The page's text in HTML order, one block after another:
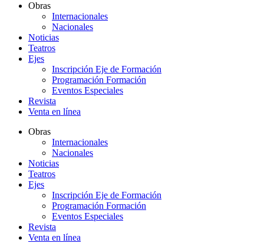
Obras
Internacionales
Nacionales
Noticias
Teatros
Ejes
Inscripción Eje de Formación
Programación Formación
Eventos Especiales
Revista
Venta en línea
Obras
Internacionales
Nacionales
Noticias
Teatros
Ejes
Inscripción Eje de Formación
Programación Formación
Eventos Especiales
Revista
Venta en línea